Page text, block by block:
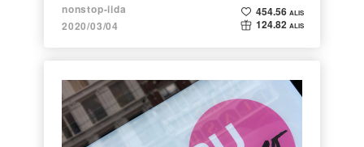
nonstop-iida
2020/03/04
454.56 ALIS
124.82 ALIS